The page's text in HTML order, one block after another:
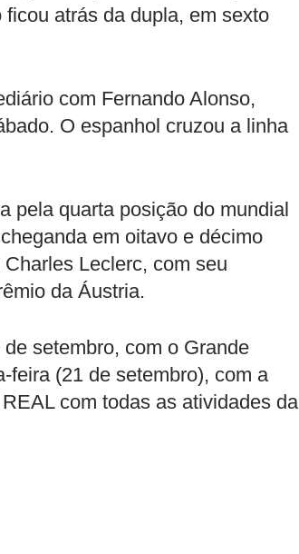
atrás da dupla, em sexto
com Fernando Alonso,
O espanhol cruzou a linha
pela quarta posição do mundial
em oitavo e décimo
Leclerc, com seu
da Áustria.
setembro, com o Grande
feira (21 de setembro), com a
com todas as atividades da